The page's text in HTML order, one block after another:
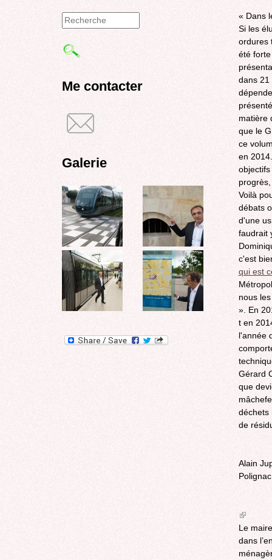
« Dans
Si les
ordures
été
dans 21
matière
que le
ce
en
Voilà
débats
d'une
faudrait
c'est
qui est
nous
». En
t en
l'année
Gérard
que
déchets
de
Alain
Polignac
(link
is
external)
Le
dans
Formulaire
de
Me contacter
Galerie